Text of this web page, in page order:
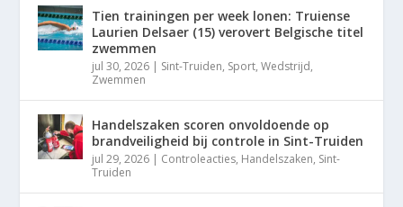
Tien trainingen per week lonen: Truiense
Laurien Delsaer (15) verovert Belgische titel
zwemmen
jul 30, 2026 | Sint-Truiden, Sport,Wedstrijd,
Zwemmen
Handelszaken scoren onvoldoende op
brandveiligheid bij controle in Sint-Truiden
jul 29, 2026 | Controleacties, Handelszaken, Sint-
Truiden